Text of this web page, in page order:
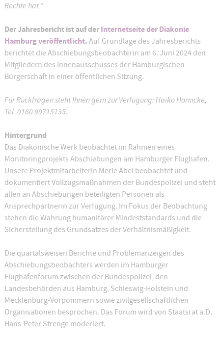
Rechte hat.“
Der Jahresbericht ist auf derInternetseite der Diakonie
Hamburg veröffentlicht. Auf Grundlage des Jahresberichts
berichtet die Abschiebungsbeobachterin am 6. Juni 2024 den
Mitgliedern des Innenausschusses der Hamburgischen
Bürgerschaft in einer öffentlichen Sitzung.
Für Rückfragen steht Ihnen gern zur Verfügung: Haiko Hörnicke,
Tel. 0160 99715135.
Hintergrund
Das Diakonische Werk beobachtet im Rahmen eines
Monitoringprojekts Abschiebungen am Hamburger Flughafen.
Unsere Projektmitarbeiterin Merle Abel beobachtet und
dokumentiert Vollzugsmaßnahmen der Bundespolizei und steht
allen an Abschiebungen beteiligten Personen als
Ansprechpartnerin zur Verfügung. Im Fokus der Beobachtung
stehen die Wahrung humanitärer Mindeststandards und die
Sicherstellung des Grundsatzes der Verhältnismäßigkeit.
Die quartalsweisen Berichte und Problemanzeigen des
Abschiebungsbeobachters werden im Hamburger
Flughafenforum zwischen der Bundespolizei, den
Landesbehörden aus Hamburg, Schleswig-Holstein und
Mecklenburg-Vorpommern sowie zivilgesellschaftlichen
Organisationen besprochen. Das Forum wird von Staatsrat a.D.
Hans-Peter Strenge moderiert.